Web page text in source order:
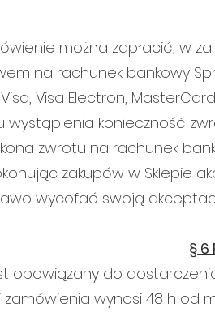
można zapłacić, w
na rachunek bankowy
Visa Electron,
wystąpienia konieczność
zwrotu na rachunek
zakupów w Sklepie
wycofać swoją
§ 6
obowiązany do
zamówienia wynosi 48 h od